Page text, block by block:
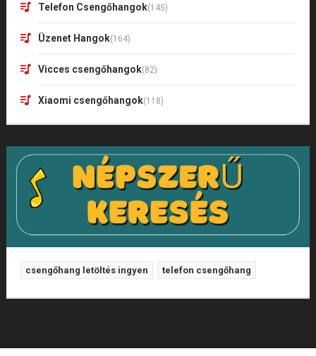
Telefon Csengőhangok(145)
Üzenet Hangok(164)
Vicces csengőhangok(82)
Xiaomi csengőhangok(118)
csengőhang letöltés ingyen telefon csengőhang